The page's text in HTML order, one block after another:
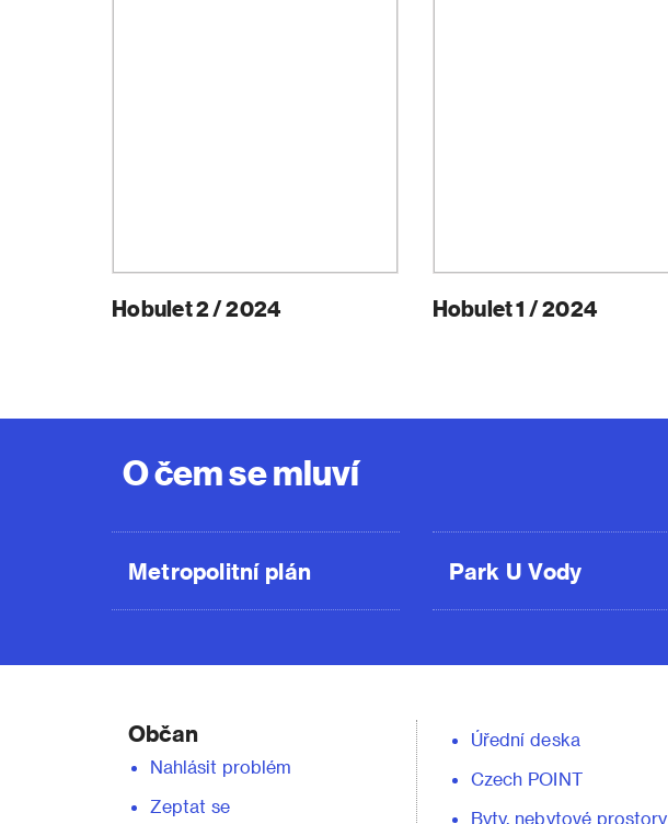
Hobulet 2 / 2024 Hobulet 1 / 2024
O čem se mluví
Metropolitní plán Park U Vody
Občan
Nahlásit problém
Zeptat se
Úřední deska
Czech POINT
Byty, nebytové prostory